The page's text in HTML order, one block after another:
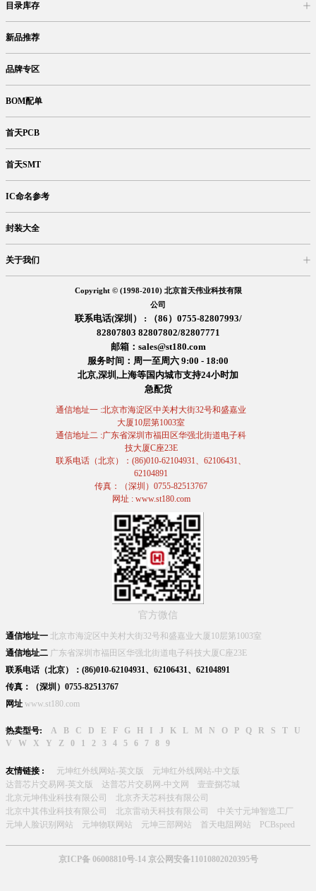
目录库存
新品推荐
品牌专区
BOM配单
首天PCB
首天SMT
IC命名参考
封装大全
关于我们
Copyright © (1998-2010) 北京首天伟业科技有限
公司
联系电话(深圳） : （86）0755-82807993/
82807803 82807802/82807771
邮箱：sales@st180.com
服务时间：周一至周六 9:00 - 18:00
北京,深圳,上海等国内城市支持24小时加
急配货
通信地址一 :北京市海淀区中关村大街32号和盛嘉业
大厦10层第1003室
通信地址二 :广东省深圳市福田区华强北街道电子科
技大厦C座23E
联系电话（北京）：(86)010-62104931、62106431、
62104891
传真：（深圳）0755-82513767
网址 : www.st180.com
官方微信
通信地址一 北京市海淀区中关村大街32号和盛嘉业大厦10层第1003室
通信地址二 广东省深圳市福田区华强北街道电子科技大厦C座23E
联系电话（北京）：(86)010-62104931、62106431、62104891
传真：（深圳）0755-82513767
网址 www.st180.com
热卖型号: A B C D E F G H J K L M N O P Q R S T
U
V
W X Y Z 0 1 2 3 4 5 6 7 8 9
友情链接 : 元坤红外线网站-英文版
元坤红外线网站-中文版
达普芯片交易网-英文版
达普芯片交易网-中文网
壹壹捌芯城
北京元坤伟业科技有限公司
北京齐天芯科技有限公司
北京中其伟业科技有限公司
北京雷动天科技有限公司
中关寸元坤智造工厂
元坤人脸识别网站
元坤物联网站 元坤三部网站 首天电阻网站 PCBspeed
京ICP备 06008810号-14 京公网安备11010802020395号